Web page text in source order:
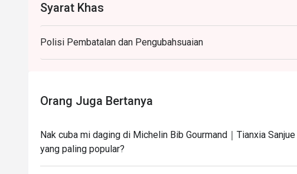
Syarat Khas
Polisi Pembatalan dan Pengubahsuaian
Orang Juga Bertanya
Nak cuba mi daging di Michelin Bib Gourmand｜Tianxia
yang paling popular?